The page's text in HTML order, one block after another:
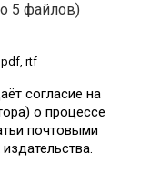
5 файлов)
rtf
согласие на
о процессе
почтовыми